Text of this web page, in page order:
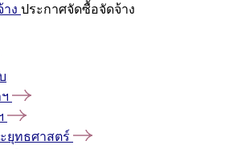
ง ประกาศจัดซื้อจัดจ้าง
ยุทธศาสตร์